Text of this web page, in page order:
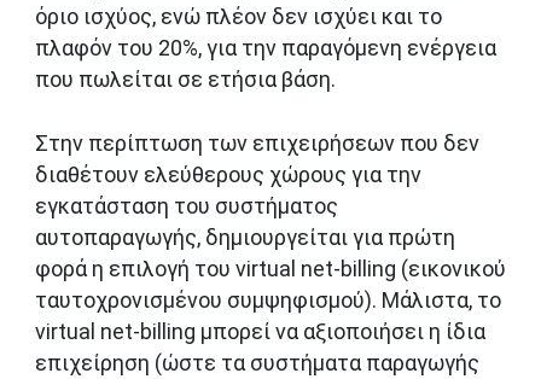
όριο ισχύος, ενώ πλέον δεν ισχύει και το
πλαφόν του 20%, για την παραγόμενη ενέργεια
που πωλείται σε ετήσια βάση.
Στην περίπτωση των επιχειρήσεων που δεν
διαθέτουν ελεύθερους χώρους για την
εγκατάσταση του συστήματος
αυτοπαραγωγής, δημιουργείται για πρώτη
φορά η επιλογή του virtual net-billing (εικονικού
ταυτοχρονισμένου συμψηφισμού). Μάλιστα, το
virtual net-billing μπορεί να αξιοποιήσει η ίδια
επιχείρηση (ώστε τα συστήματα παραγωγής